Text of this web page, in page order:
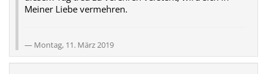
Meiner Liebe vermehren.
Montag, 11. März 2019